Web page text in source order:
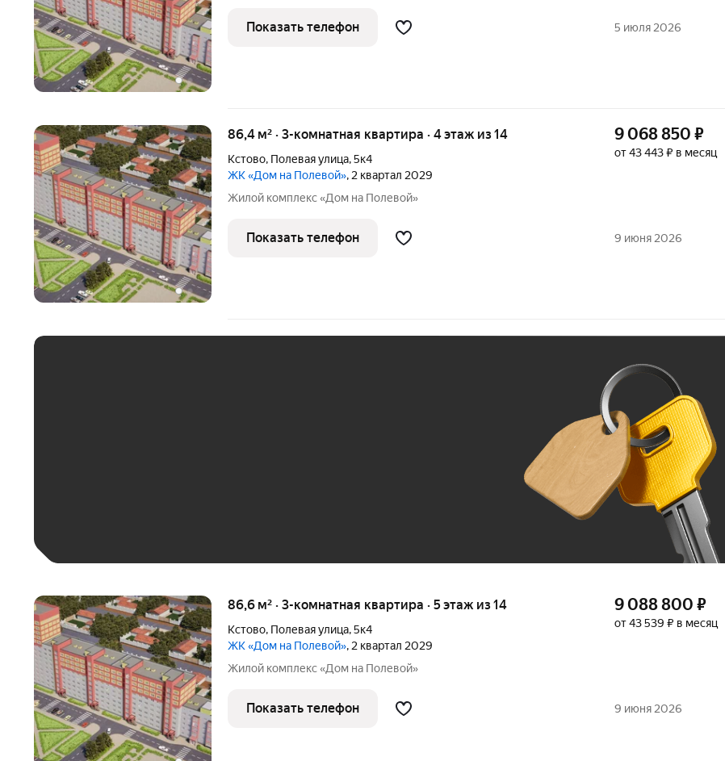
Показать телефон 5 июля 2026
86,4 м² · 3-комнатная квартира · 4 этаж из 14
Кстово, Полевая улица,5к4
ЖК «Дом на Полевой», 2 квартал 2029
Жилой комплекс «Дом на Полевой»
9 068 850 ₽
от 43 443 ₽ в месяц
Показать телефон 9 июня 2026
86,6 м² · 3-комнатная квартира · 5 этаж из 14
Кстово, Полевая улица,5к4
ЖК «Дом на Полевой», 2 квартал 2029
Жилой комплекс «Дом на Полевой»
9 088 800 ₽
от 43 539 ₽ в месяц
Показать телефон 9 июня 2026